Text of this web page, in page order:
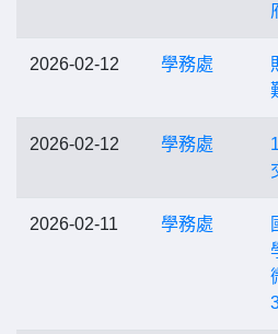
2026-02-12 學務處
2026-02-12 學務處
2026-02-11 學務處